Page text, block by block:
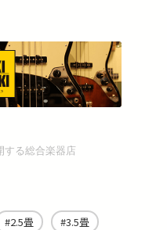
する総合楽器店
2.5畳
3.5畳